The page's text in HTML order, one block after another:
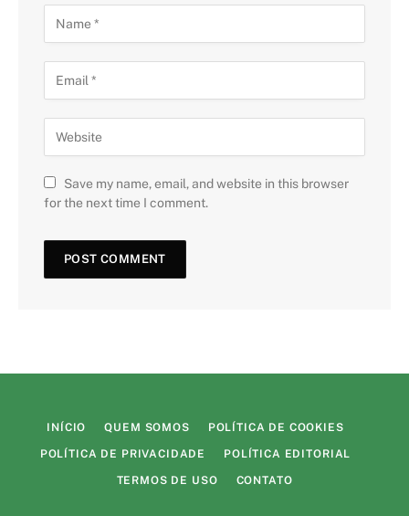
Save my name, email, and website in this browser
for the next time I comment.
INÍCIO QUEM SOMOS POLÍTICA DE COOKIES
POLÍTICA DE PRIVACIDADE POLÍTICA EDITORIAL
TERMOS DE USO CONTATO